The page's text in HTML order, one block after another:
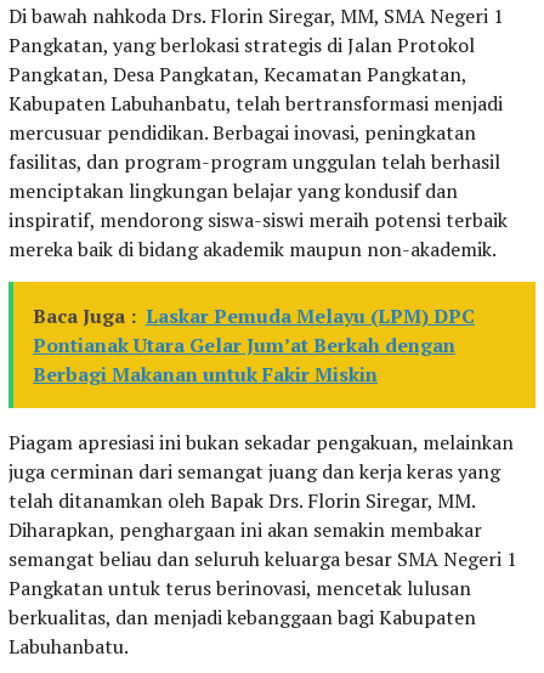
Di bawah nahkoda Drs. Florin Siregar, MM, SMA Negeri 1
Pangkatan, yang berlokasi strategis di Jalan Protokol
Pangkatan, Desa Pangkatan, Kecamatan Pangkatan,
Kabupaten Labuhanbatu, telah bertransformasi menjadi
mercusuar pendidikan. Berbagai inovasi, peningkatan
fasilitas, dan program-program unggulan telah berhasil
menciptakan lingkungan belajar yang kondusif dan
inspiratif, mendorong siswa-siswi meraih potensi terbaik
mereka baik di bidang akademik maupun non-akademik.
Baca Juga : Laskar Pemuda Melayu (LPM) DPC
Pontianak Utara Gelar Jum’at Berkah dengan
Berbagi Makanan untuk Fakir Miskin
Piagam apresiasi ini bukan sekadar pengakuan, melainkan
juga cerminan dari semangat juang dan kerja keras yang
telah ditanamkan oleh Bapak Drs. Florin Siregar, MM.
Diharapkan, penghargaan ini akan semakin membakar
semangat beliau dan seluruh keluarga besar SMA Negeri 1
Pangkatan untuk terus berinovasi, mencetak lulusan
berkualitas, dan menjadi kebanggaan bagi Kabupaten
Labuhanbatu.